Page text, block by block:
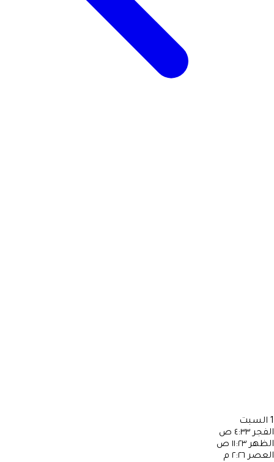
1 السبت
الفجر ٤:٣٣ ص
الظهر ١١:٢٣ ص
العصر ٢:٢٦ م